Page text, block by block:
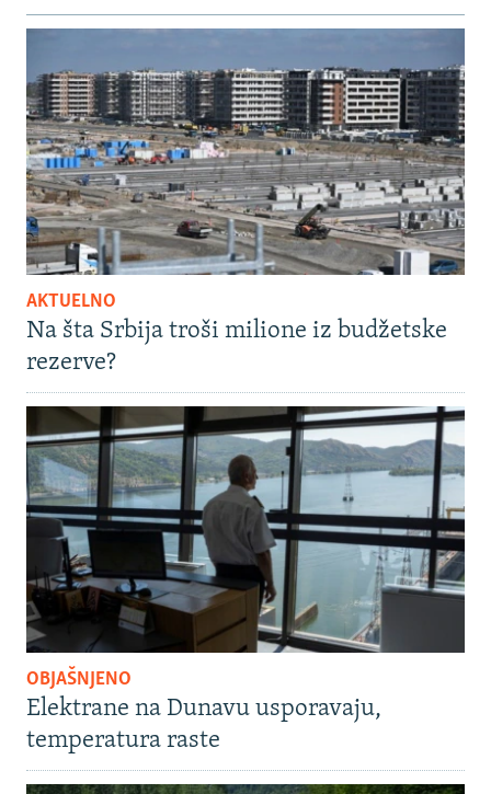
AKTUELNO
Na šta Srbija troši milione iz budžetske
rezerve?
OBJAŠNJENO
Elektrane na Dunavu usporavaju,
temperatura raste